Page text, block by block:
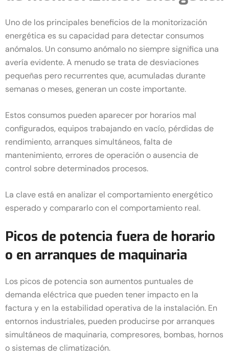
Uno de los principales beneficios de la monitorización
energética es su capacidad para detectar consumos
anómalos. Un consumo anómalo no siempre significa una
avería evidente. A menudo se trata de desviaciones
pequeñas pero recurrentes que, acumuladas durante
semanas o meses, generan un coste importante.
Estos consumos pueden aparecer por horarios mal
configurados, equipos trabajando en vacío, pérdidas de
rendimiento, arranques simultáneos, falta de
mantenimiento, errores de operación o ausencia de
control sobre determinados procesos.
La clave está en analizar el comportamiento energético
esperado y compararlo con el comportamiento real.
Picos de potencia fuera de horario
o en arranques de maquinaria
Los picos de potencia son aumentos puntuales de
demanda eléctrica que pueden tener impacto en la
factura y en la estabilidad operativa de la instalación. En
entornos industriales, pueden producirse por arranques
simultáneos de maquinaria, compresores, bombas, hornos
o sistemas de climatización.